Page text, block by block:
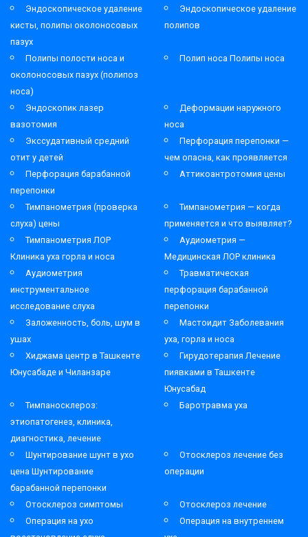
Эндоскопическое удаление
кисты, полипы околоносовых
пазух
Эндоскопическое удаление
полипов
Полипы полости носа и
околоносовых пазух (полипоз
носа)
Полип носа Полипы носа
Эндоскопик лазер
вазотомия
Деформации наружного
носа
Экссудативный средний
отит у детей
Перфорация перепонки —
чем опасна, как проявляется
Перфорация барабанной
перепонки
Аттикоантротомия цены
Тимпанометрия (проверка
слуха) цены
Тимпанометрия — когда
применяется и что выявляет?
Тимпанометрия ЛОР
Клиника уха горла и носа
Аудиометрия —
Медицинская ЛОР клиника
Аудиометрия
инструментальное
исследование слуха
Травматическая
перфорация барабанной
перепонки
Заложенность, боль, шум в
ушах
Мастоидит Заболевания
уха, горла и носа
Хиджама центр в Ташкенте
Юнусабаде и Чиланзаре
Гирудотерапия Лечение
пиявками в Ташкенте
Юнусабад
Тимпаносклероз:
этиопатогенез, клиника,
диагностика, лечение
Баротравма уха
Шунтирование шунт в ухо
цена Шунтирование
барабанной перепонки
Отосклероз лечение без
операции
Отосклероз симптомы
Отосклероз лечение
Операция на ухо
Операция на внутреннем